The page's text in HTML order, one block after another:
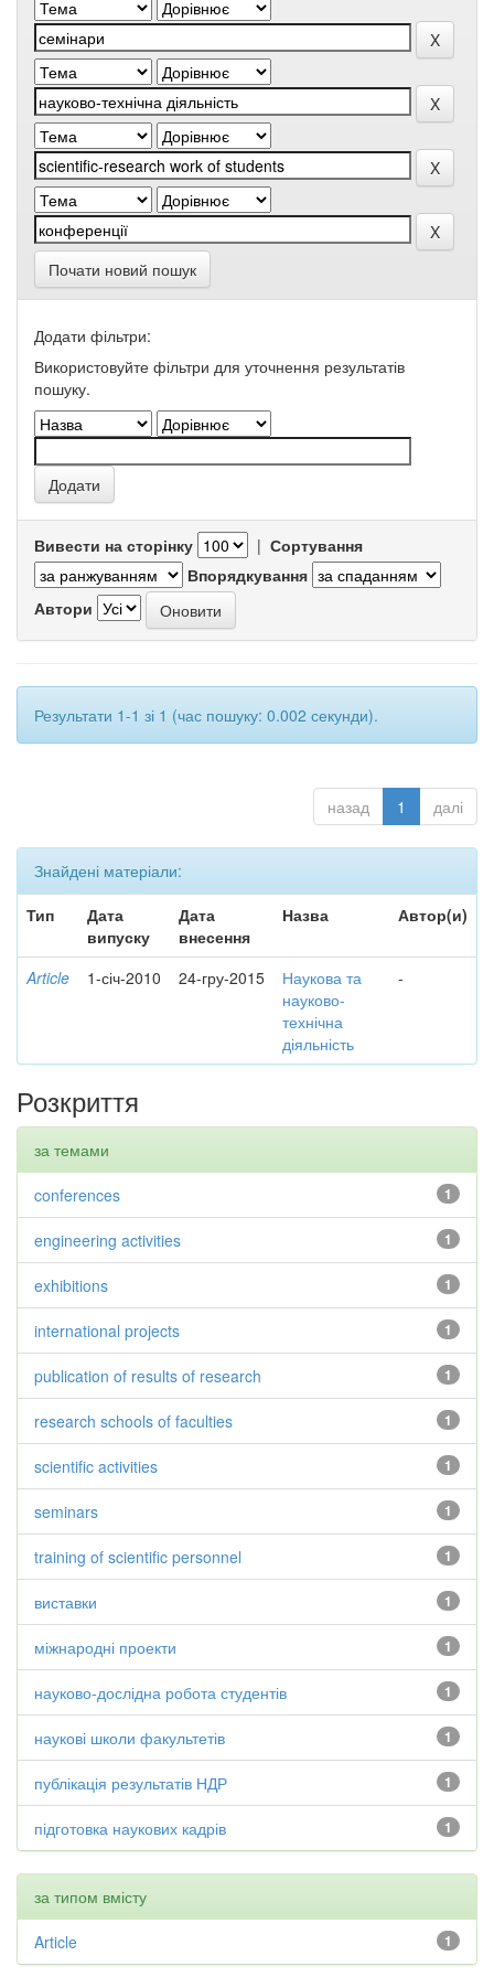
Почати новий пошук
Додати фільтри:
Використовуйте фільтри для уточнення результатів
пошуку.
Вивести на сторінку | Сортування
Впорядкування
Автори
Результати 1-1 зі 1 (час пошуку: 0.002 секунди).
назад 1 далі
Знайдені матеріали:
Тип
Дата
випуску
Дата
внесення
Назва Автор(и)
Article 1-січ-2010 24-гру-2015
Наукова та
науково-
технічна
діяльність
-
Розкриття
за темами
1
conferences
1
engineering activities
1
exhibitions
1
international projects
1
publication of results of research
1
research schools of faculties
1
scientific activities
1
seminars
1
training of scientific personnel
1
виставки
1
міжнародні проекти
1
науково-дослідна робота студентів
1
наукові школи факультетів
1
публікація результатів НДР
1
підготовка наукових кадрів
за типом вмісту
1
Article